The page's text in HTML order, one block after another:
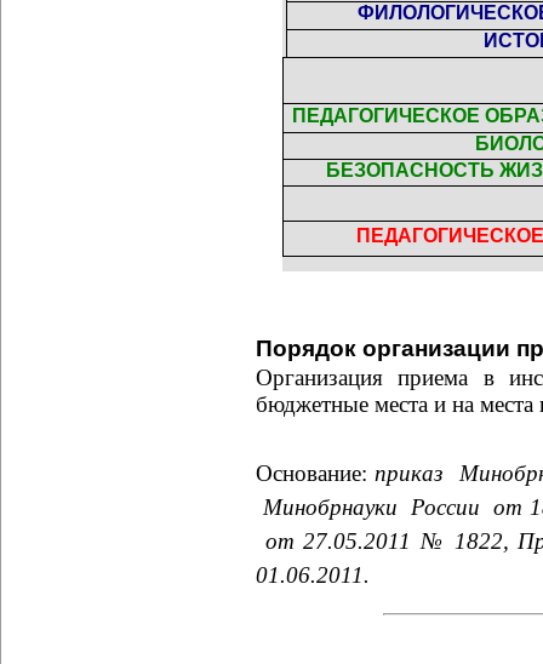
ПЕДАГОГИЧЕСКОЕ
БЕЗОПАСНОСТЬ
Порядок организации
Организация приема в
бюджетные места и на
Основание: приказ
Минобрнауки
России от
от 27.05.2011 № 1822,
01.06.2011.